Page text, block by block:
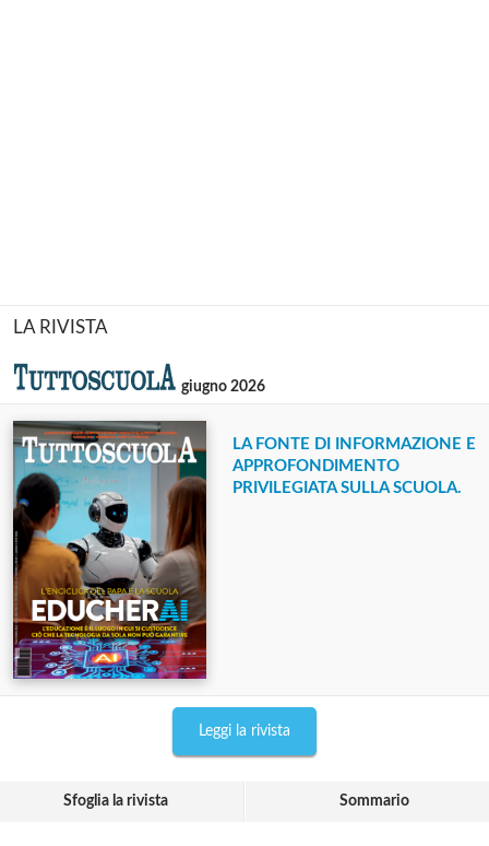
LA RIVISTA
giugno 2026
LA FONTE DI INFORMAZIONE E
APPROFONDIMENTO
PRIVILEGIATA SULLA SCUOLA.
Leggi la rivista
Sfoglia la rivista Sommario